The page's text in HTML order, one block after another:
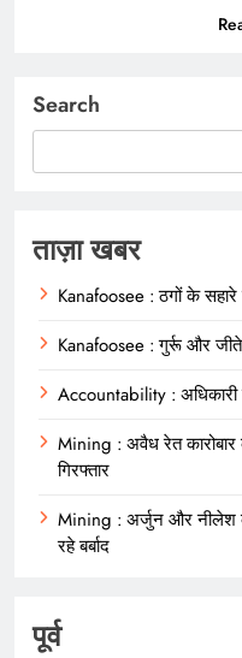
Search
ताज़ा खबर
Kanafoosee : ठगों के सहारे
Kanafoosee : गुर्रू और जीते
Accountability : अधिकारी
Mining : अवैध रेत कारोबार
गिरफ्तार
Mining : अर्जुन और नीलेश
रहे बर्बाद
पूर्व